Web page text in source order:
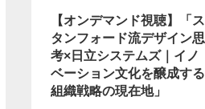
【オンデマンド視聴】「ス
タンフォード流デザイン思
考×日立システムズ｜イノ
ベーション文化を醸成する
組織戦略の現在地」